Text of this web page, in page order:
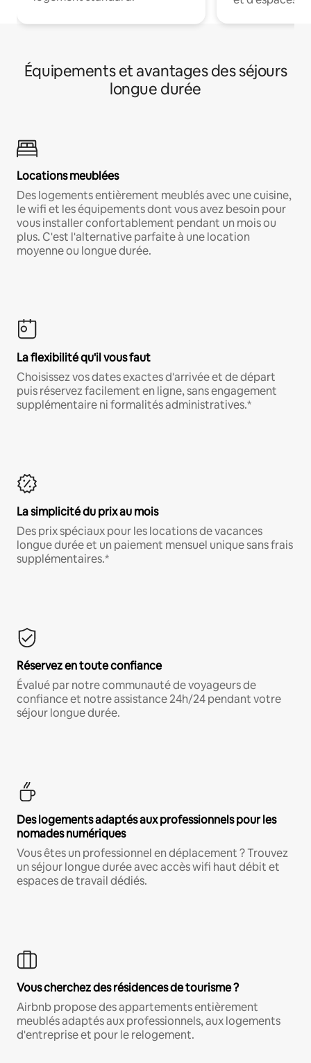
Équipements et avantages des séjours
longue durée
Locations meublées
Des logements entièrement meublés avec une cuisine,
le wifi et les équipements dont vous avez besoin pour
vous installer confortablement pendant un mois ou
plus. C'est l'alternative parfaite à une location
moyenne ou longue durée.
La flexibilité qu'il vous faut
Choisissez vos dates exactes d'arrivée et de départ
puis réservez facilement en ligne, sans engagement
supplémentaire ni formalités administratives.*
La simplicité du prix au mois
Des prix spéciaux pour les locations de vacances
longue durée et un paiement mensuel unique sans frais
supplémentaires.*
Réservez en toute confiance
Évalué par notre communauté de voyageurs de
confiance et notre assistance 24h/24 pendant votre
séjour longue durée.
Des logements adaptés aux professionnels pour les
nomades numériques
Vous êtes un professionnel en déplacement ? Trouvez
un séjour longue durée avec accès wifi haut débit et
espaces de travail dédiés.
Vous cherchez des résidences de tourisme ?
Airbnb propose des appartements entièrement
meublés adaptés aux professionnels, aux logements
d'entreprise et pour le relogement.